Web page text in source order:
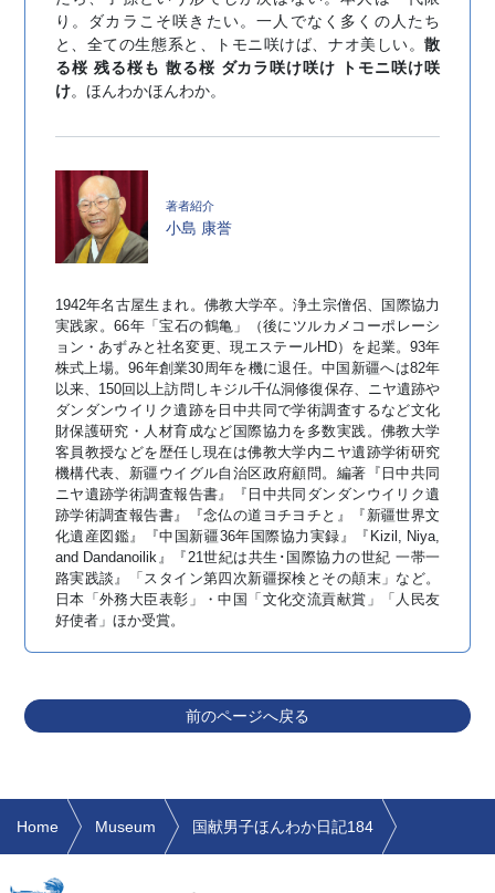
り。ダカラこそ咲きたい。一人でなく多くの人たち
と、全ての生態系と、トモニ咲けば、ナオ美しい。散
る桜 残る桜も 散る桜 ダカラ咲け咲け トモニ咲け咲
け。ほんわかほんわか。
小島 康誉
1942年名古屋生まれ。佛教大学卒。浄土宗僧侶、国際協力
実践家。66年「宝石の鶴亀」（後にツルカメコーポレーシ
ョン・あずみと社名変更、現エステールHD）を起業。93年
株式上場。96年創業30周年を機に退任。中国新疆へは82年
以来、150回以上訪問しキジル千仏洞修復保存、ニヤ遺跡や
ダンダンウイリク遺跡を日中共同で学術調査するなど文化
財保護研究・人材育成など国際協力を多数実践。佛教大学
客員教授などを歴任し現在は佛教大学内ニヤ遺跡学術研究
機構代表、新疆ウイグル自治区政府顧問。編著『日中共同
ニヤ遺跡学術調査報告書』『日中共同ダンダンウイリク遺
跡学術調査報告書』『念仏の道ヨチヨチと』『新疆世界文
化遺産図鑑』『中国新疆36年国際協力実録』『Kizil, Niya,
and Dandanoilik』『21世紀は共生･国際協力の世紀 一帯一
路実践談』「スタイン第四次新疆探検とその顛末」など。
日本「外務大臣表彰」・中国「文化交流貢献賞」「人民友
好使者」ほか受賞。
前のページへ戻る
Home Museum 国献男子ほんわか日記184